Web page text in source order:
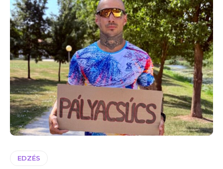
EDZÉS